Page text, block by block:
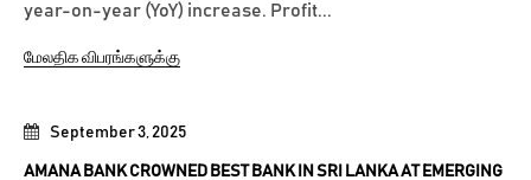
September 3, 2025
AMANA BANK CROWNED BEST BANK IN SRI LANKA AT EMERGING
year-on-year (YoY) increase. Profit...
மேலதிக விபரங்களுக்கு